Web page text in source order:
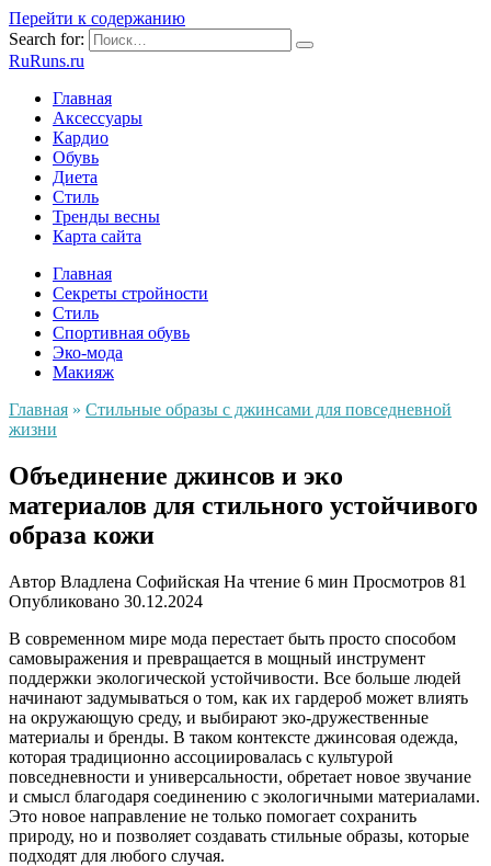
Перейти к содержанию
Search for:
RuRuns.ru
Главная
Аксессуары
Кардио
Обувь
Диета
Стиль
Тренды весны
Карта сайта
Главная
Секреты стройности
Стиль
Спортивная обувь
Эко-мода
Макияж
Главная » Стильные образы с джинсами для повседневной
жизни
Объединение джинсов и эко
материалов для стильного устойчивого
образа кожи
Автор Владлена Софийская На чтение 6 мин Просмотров 81
Опубликовано 30.12.2024
В современном мире мода перестает быть просто способом
самовыражения и превращается в мощный инструмент
поддержки экологической устойчивости. Все больше людей
начинают задумываться о том, как их гардероб может влиять
на окружающую среду, и выбирают эко-дружественные
материалы и бренды. В таком контексте джинсовая одежда,
которая традиционно ассоциировалась с культурой
повседневности и универсальности, обретает новое звучание
и смысл благодаря соединению с экологичными материалами.
Это новое направление не только помогает сохранить
природу, но и позволяет создавать стильные образы, которые
подходят для любого случая.